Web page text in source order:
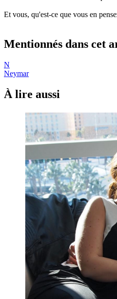
Et vous, qu'est-ce que vous en
Mentionnés dans cet
N
Neymar
À lire aussi